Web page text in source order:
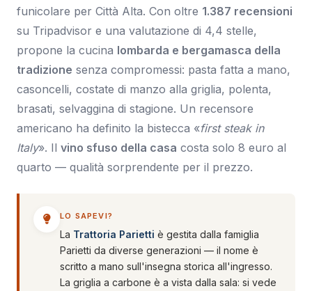
funicolare per Città Alta. Con oltre 1.387 recensioni
su Tripadvisor e una valutazione di 4,4 stelle,
propone la cucina lombarda e bergamasca della
tradizione senza compromessi: pasta fatta a mano,
casoncelli, costate di manzo alla griglia, polenta,
brasati, selvaggina di stagione. Un recensore
americano ha definito la bistecca «first steak in
Italy». Il vino sfuso della casa costa solo 8 euro al
quarto — qualità sorprendente per il prezzo.
LO SAPEVI?
La Trattoria Parietti è gestita dalla famiglia
Parietti da diverse generazioni — il nome è
scritto a mano sull'insegna storica all'ingresso.
La griglia a carbone è a vista dalla sala: si vede